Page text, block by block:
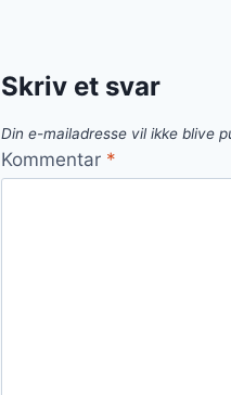
Skriv et svar
Din e-mailadresse vil ikke blive
Kommentar *